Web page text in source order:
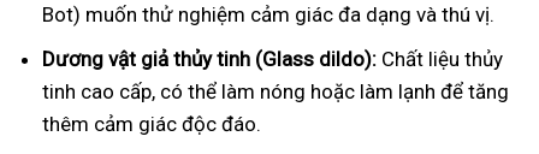
Bot) muốn thử nghiệm cảm giác đa dạng và thú vị.
Dương vật giả thủy tinh (Glass dildo): Chất liệu thủy
tinh cao cấp, có thể làm nóng hoặc làm lạnh để tăng
thêm cảm giác độc đáo.